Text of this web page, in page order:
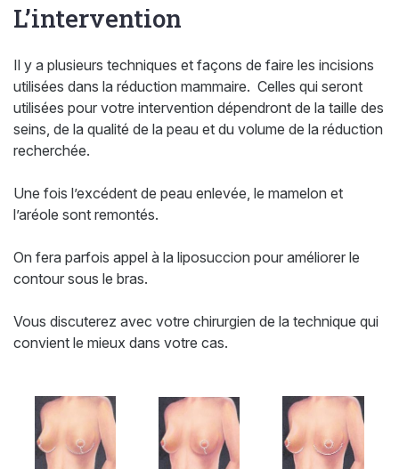
L’intervention
Il y a plusieurs techniques et façons de faire les incisions
utilisées dans la réduction mammaire. Celles qui seront
utilisées pour votre intervention dépendront de la taille des
seins, de la qualité de la peau et du volume de la réduction
recherchée.
Une fois l’excédent de peau enlevée, le mamelon et
l’aréole sont remontés.
On fera parfois appel à la liposuccion pour améliorer le
contour sous le bras.
Vous discuterez avec votre chirurgien de la technique qui
convient le mieux dans votre cas.